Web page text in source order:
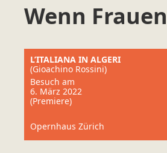
Wenn
L’ITALIANA IN ALGERI
(Gioachino Rossini)
Besuch am
6. März 2022
(Premiere)
Opernhaus Zürich